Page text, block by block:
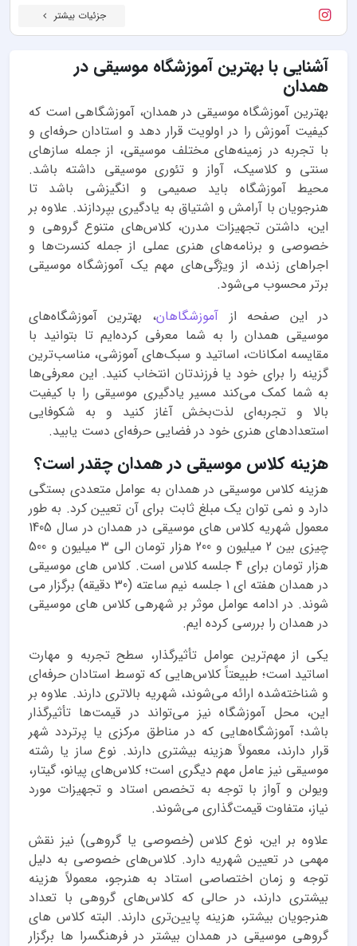
جزئیات بیشتر
آشنایی با بهترین آموزشگاه موسیقی در
همدان
بهترین آموزشگاه موسیقی در همدان، آموزشگاهی است که
کیفیت آموزش را در اولویت قرار دهد و استادان حرفه‌ای و
با تجربه در زمینه‌های مختلف موسیقی، از جمله سازهای
سنتی و کلاسیک، آواز و تئوری موسیقی داشته باشد.
محیط آموزشگاه باید صمیمی و انگیزشی باشد تا
هنرجویان با آرامش و اشتیاق به یادگیری بپردازند. علاوه بر
این، داشتن تجهیزات مدرن، کلاس‌های متنوع گروهی و
خصوصی و برنامه‌های هنری عملی از جمله کنسرت‌ها و
اجراهای زنده، از ویژگی‌های مهم یک آموزشگاه موسیقی
برتر محسوب می‌شود.
در این صفحه از آموزشگاهان، بهترین آموزشگاه‌های
موسیقی همدان را به شما معرفی کرده‌ایم تا بتوانید با
مقایسه امکانات، اساتید و سبک‌های آموزشی، مناسب‌ترین
گزینه را برای خود یا فرزندتان انتخاب کنید. این معرفی‌ها
به شما کمک می‌کند مسیر یادگیری موسیقی را با کیفیت
بالا و تجربه‌ای لذت‌بخش آغاز کنید و به شکوفایی
استعدادهای هنری خود در فضایی حرفه‌ای دست یابید.
هزینه کلاس موسیقی در همدان چقدر است؟
هزینه کلاس موسیقی در همدان به عوامل متعددی بستگی
دارد و نمی توان یک مبلغ ثابت برای آن تعیین کرد. به طور
معمول شهریه کلاس های موسیقی در همدان در سال 1405
چیزی بین 2 میلیون و 200 هزار تومان الی 3 میلیون و 500
هزار تومان برای 4 جلسه کلاس است. کلاس های موسیقی
در همدان هفته ای 1 جلسه نیم ساعته (30 دقیقه) برگزار می
شوند. در ادامه عوامل موثر بر شهرهی کلاس های موسیقی
در همدان را بررسی کرده ایم.
یکی از مهم‌ترین عوامل تأثیرگذار، سطح تجربه و مهارت
اساتید است؛ طبیعتاً کلاس‌هایی که توسط استادان حرفه‌ای
و شناخته‌شده ارائه می‌شوند، شهریه بالاتری دارند. علاوه بر
این، محل آموزشگاه نیز می‌تواند در قیمت‌ها تأثیرگذار
باشد؛ آموزشگاه‌هایی که در مناطق مرکزی یا پرتردد شهر
قرار دارند، معمولاً هزینه بیشتری دارند. نوع ساز یا رشته
موسیقی نیز عامل مهم دیگری است؛ کلاس‌های پیانو، گیتار،
ویولن و آواز با توجه به تخصص استاد و تجهیزات مورد
نیاز، متفاوت قیمت‌گذاری می‌شوند.
علاوه بر این، نوع کلاس (خصوصی یا گروهی) نیز نقش
مهمی در تعیین شهریه دارد. کلاس‌های خصوصی به دلیل
توجه و زمان اختصاصی استاد به هنرجو، معمولاً هزینه
بیشتری دارند، در حالی که کلاس‌های گروهی با تعداد
هنرجویان بیشتر، هزینه پایین‌تری دارند. البته کلاس های
گروهی موسیقی در همدان بیشتر در فرهنگسرا ها برگزار